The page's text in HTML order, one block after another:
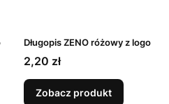
Długopis ZENO różowy z logo
Cena
2,20 zł
Zobacz produkt